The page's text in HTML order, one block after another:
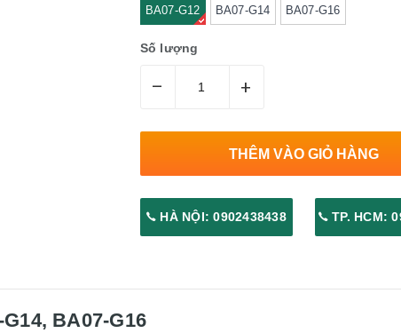
BA07-G12 BA07-G14 BA07-G16
Số lượng
– +
THÊM VÀO GIỎ HÀNG
HÀ NỘI: 0902438438 TP. HCM:
BA07-G16